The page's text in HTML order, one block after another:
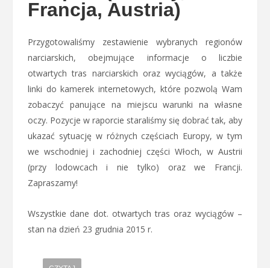
Francja, Austria)
Przygotowaliśmy zestawienie wybranych regionów
narciarskich, obejmujące informacje o liczbie
otwartych tras narciarskich oraz wyciągów, a także
linki do kamerek internetowych, które pozwolą Wam
zobaczyć panujące na miejscu warunki na własne
oczy. Pozycje w raporcie staraliśmy się dobrać tak, aby
ukazać sytuację w różnych częściach Europy, w tym
we wschodniej i zachodniej części Włoch, w Austrii
(przy lodowcach i nie tylko) oraz we Francji.
Zapraszamy!
Wszystkie dane dot. otwartych tras oraz wyciągów –
stan na dzień 23 grudnia 2015 r.